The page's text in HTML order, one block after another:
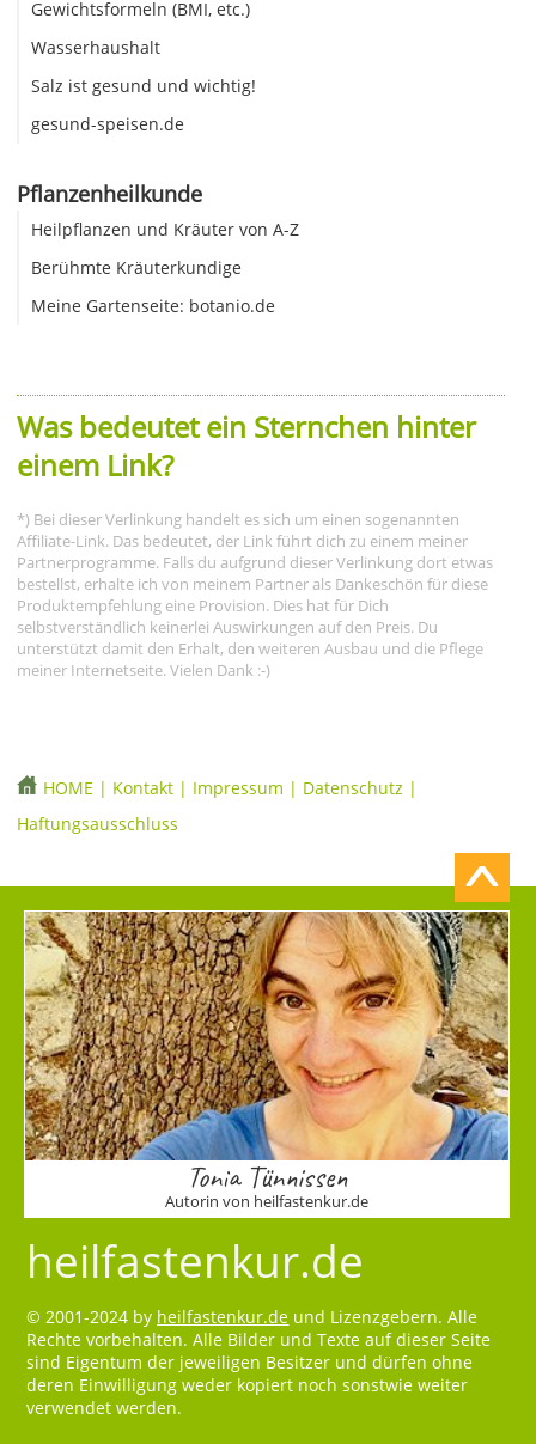
Gewichtsformeln (BMI, etc.)
Wasserhaushalt
Salz ist gesund und wichtig!
gesund-speisen.de
Pflanzenheilkunde
Heilpflanzen und Kräuter von A-Z
Berühmte Kräuterkundige
Meine Gartenseite: botanio.de
Was bedeutet ein Sternchen hinter
einem Link?
*) Bei dieser Verlinkung handelt es sich um einen sogenannten
Affiliate-Link. Das bedeutet, der Link führt dich zu einem meiner
Partnerprogramme. Falls du aufgrund dieser Verlinkung dort etwas
bestellst, erhalte ich von meinem Partner als Dankeschön für diese
Produktempfehlung eine Provision. Dies hat für Dich
selbstverständlich keinerlei Auswirkungen auf den Preis. Du
unterstützt damit den Erhalt, den weiteren Ausbau und die Pflege
meiner Internetseite. Vielen Dank :-)
HOME | Kontakt | Impressum | Datenschutz |
Haftungsausschluss
Tonia Tünnissen
Autorin von heilfastenkur.de
heilfastenkur.de
© 2001-2024 by heilfastenkur.de und Lizenzgebern. Alle
Rechte vorbehalten. Alle Bilder und Texte auf dieser Seite
sind Eigentum der jeweiligen Besitzer und dürfen ohne
deren Einwilligung weder kopiert noch sonstwie weiter
verwendet werden.